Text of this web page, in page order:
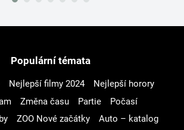
Populární témata
Nejlepší filmy 2024
Nejlepší horory
Změna času Partie
Počasí
ZOO Nové začátky
Auto – katalog